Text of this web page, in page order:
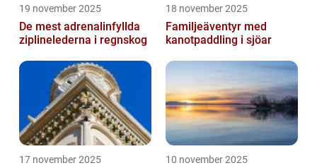
19 november 2025
De mest adrenalinfyllda
ziplinelederna i regnskog
18 november 2025
Familjeäventyr med
kanotpaddling i sjöar
17 november 2025 10 november 2025